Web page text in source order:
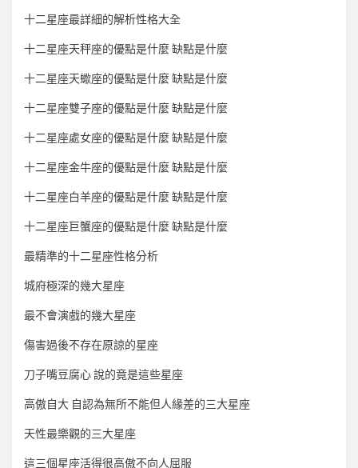
十二星座最詳細的解析性格大全
十二星座天秤座的優點是什麼 缺點是什麼
十二星座天蠍座的優點是什麼 缺點是什麼
十二星座雙子座的優點是什麼 缺點是什麼
十二星座處女座的優點是什麼 缺點是什麼
十二星座金牛座的優點是什麼 缺點是什麼
十二星座白羊座的優點是什麼 缺點是什麼
十二星座巨蟹座的優點是什麼 缺點是什麼
最精準的十二星座性格分析
城府極深的幾大星座
最不會演戲的幾大星座
傷害過後不存在原諒的星座
刀子嘴豆腐心 說的竟是這些星座
高傲自大 自認為無所不能但人緣差的三大星座
天性最樂觀的三大星座
這三個星座活得很高傲不向人屈服